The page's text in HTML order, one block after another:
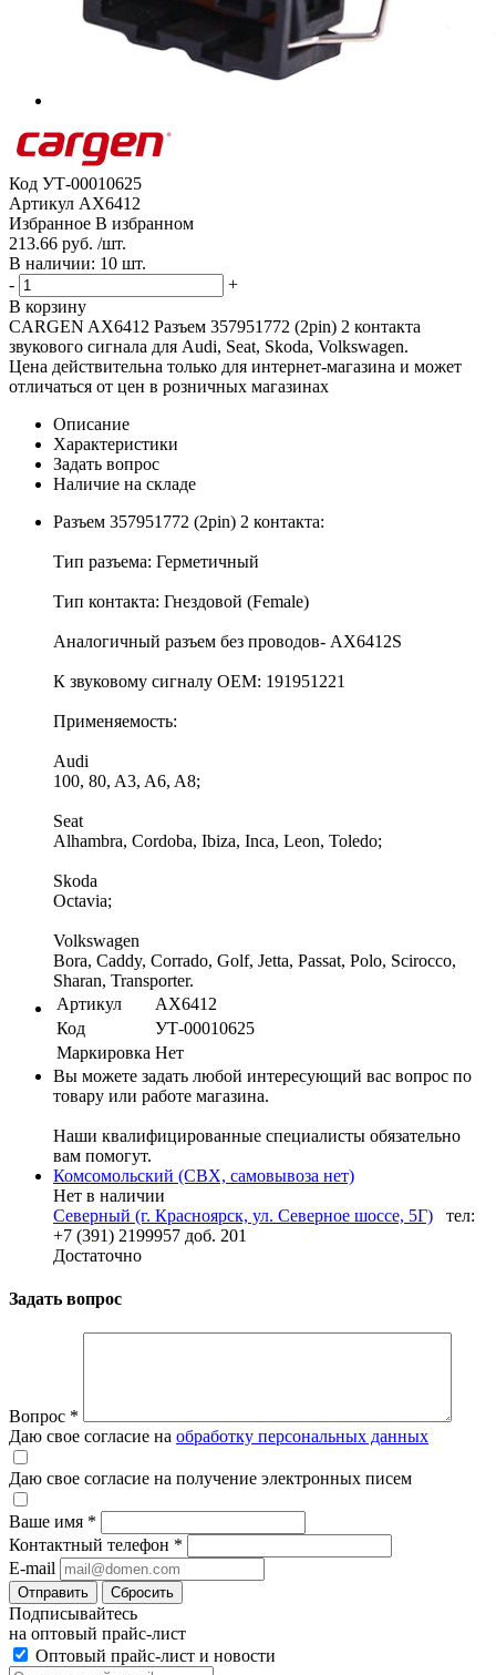
Код УТ-00010625
Артикул AX6412
Избранное В избранном
213.66 руб. /шт.
В наличии: 10 шт.
-
+
В корзину
CARGEN AX6412 Разъем 357951772 (2pin) 2 контакта
звукового сигнала для Audi, Seat, Skoda, Volkswagen.
Цена действительна только для интернет-магазина и может
отличаться от цен в розничных магазинах
Описание
Характеристики
Задать вопрос
Наличие на складе
Разъем 357951772 (2pin) 2 контакта:
Тип разъема: Герметичный
Тип контакта: Гнездовой (Female)
Аналогичный разъем без проводов- AX6412S
К звуковому сигналу OEM: 191951221
Применяемость:
Audi
100, 80, A3, A6, A8;
Seat
Alhambra, Cordoba, Ibiza, Inca, Leon, Toledo;
Skoda
Octavia;
Volkswagen
Bora, Caddy, Corrado, Golf, Jetta, Passat, Polo, Scirocco,
Sharan, Transporter.
Артикул
AX6412
Код
УТ-00010625
Маркировка Нет
Вы можете задать любой интересующий вас вопрос по
товару или работе магазина.
Наши квалифицированные специалисты обязательно
вам помогут.
Комсомольский (СВХ, самовывоза нет)
Нет в наличии
Северный (г. Красноярск, ул. Северное шоссе, 5Г)
тел:
+7 (391) 2199957 доб. 201
Достаточно
Задать вопрос
Вопрос *
Даю свое согласие на обработку персональных данных
Даю свое согласие на получение электронных писем
Ваше имя *
Контактный телефон *
E-mail
Отправить Сбросить
Подписывайтесь
на оптовый прайс-лист
Оптовый прайс-лист и новости